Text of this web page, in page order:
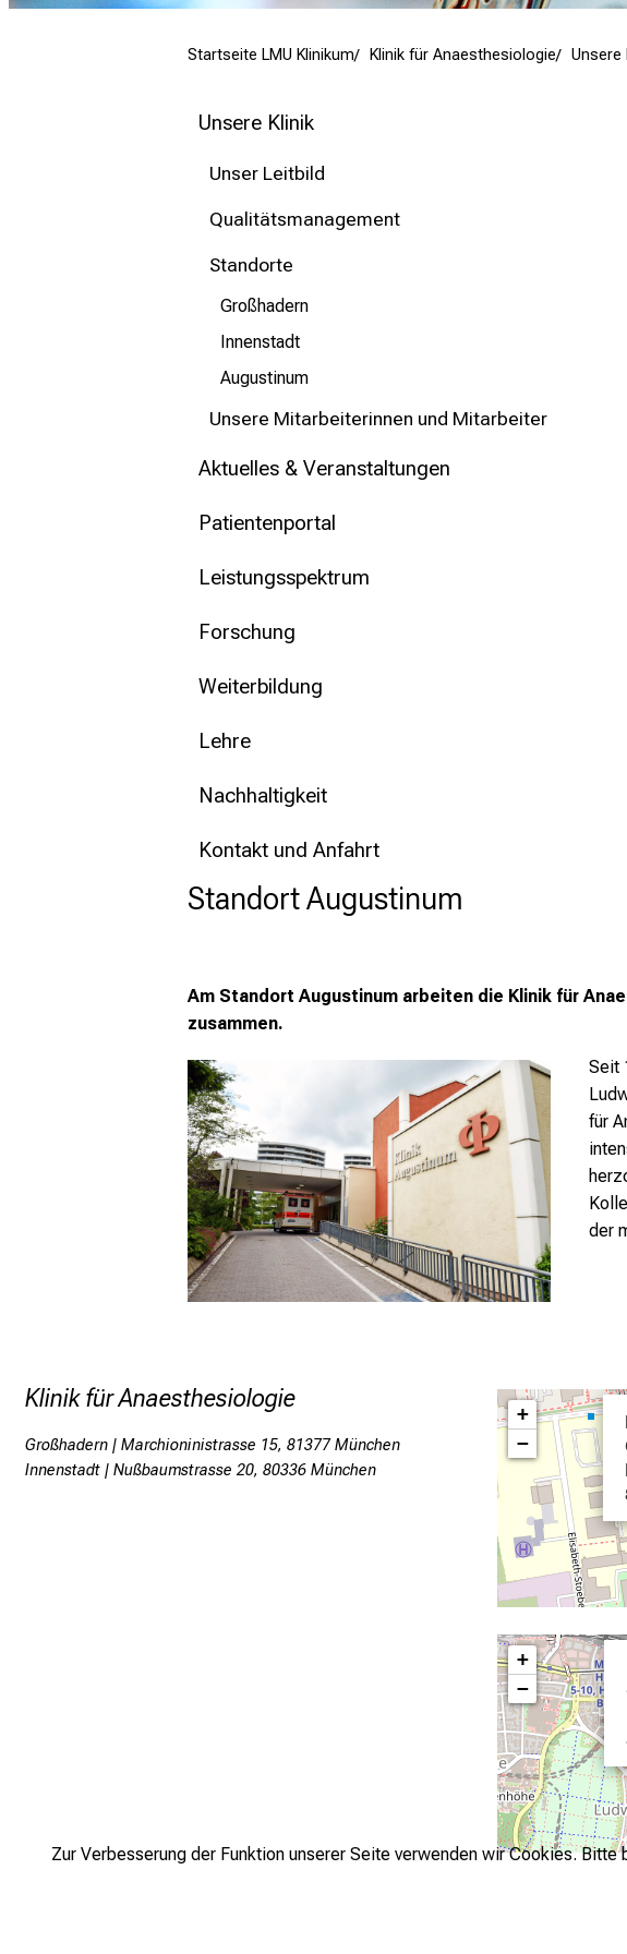
Zur Verbesserung der Funktion unserer Seite verwenden wir Cookies.
Startseite LMU Klinikum Klinik für Anaesthesiologie Unsere
Unsere Klinik
Unser Leitbild
Qualitätsmanagement
Standorte
Großhadern
Innenstadt
Augustinum
Unsere Mitarbeiterinnen und Mitarbeiter
Aktuelles & Veranstaltungen
Patientenportal
Leistungsspektrum
Forschung
Weiterbildung
Lehre
Nachhaltigkeit
Kontakt und Anfahrt
Standort Augustinum
Am Standort Augustinum arbeiten die Klinik für
zusammen.
Seit
für
der
Klinik für Anaesthesiologie
Großhadern | Marchioninistrasse 15, 81377 München
Innenstadt | Nußbaumstrasse 20, 80336 München
+
−
+
−